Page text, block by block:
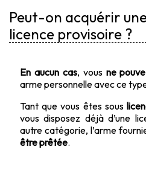
Peut-on acquérir
licence provisoire ?
En aucun cas, vous ne
arme personnelle avec ce
Tant que vous êtes sous
vous disposez déjà d’une
autre catégorie, l’arme
être prêtée.